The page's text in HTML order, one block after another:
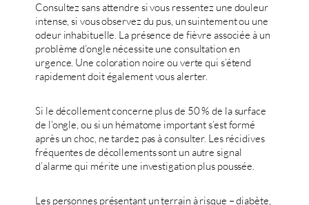
Consultez sans attendre si vous ressentez une douleur
intense, si vous observez du pus, un suintement ou une
odeur inhabituelle. La présence de fièvre associée à un
problème d’ongle nécessite une consultation en
urgence. Une coloration noire ou verte qui s’étend
rapidement doit également vous alerter.
Si le décollement concerne plus de 50 % de la surface
de l’ongle, ou si un hématome important s’est formé
après un choc, ne tardez pas à consulter. Les récidives
fréquentes de décollements sont un autre signal
d’alarme qui mérite une investigation plus poussée.
Les personnes présentant un terrain à risque – diabète,